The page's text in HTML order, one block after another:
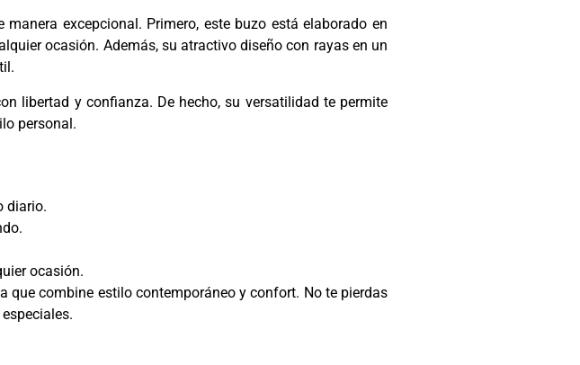
excepcional. Primero, este buzo está elaborado en
ocasión. Además, su atractivo diseño con rayas en un
libertad y confianza. De hecho, su versatilidad te permite
personal.
diario.
ocasión.
que combine estilo contemporáneo y confort. No te pierdas